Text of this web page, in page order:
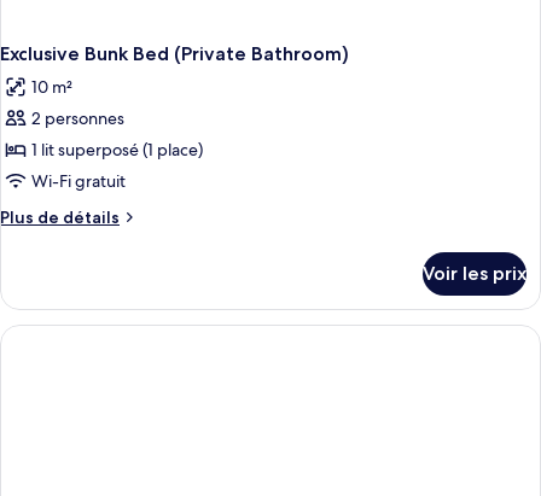
Exclusive Bunk Bed (Private Bathroom)
10 m²
2 personnes
1 lit superposé (1 place)
Wi-Fi gratuit
Plus de détails
Plus
le
type
de
Voir les prix